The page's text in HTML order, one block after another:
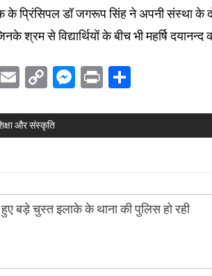
के प्रिंसिपल डॉ जगरूप सिंह ने अपनी संस्था के
श्रम से विद्यार्थियों के बीच भी महर्षि
Email
CopyMessenger
Print
और संस्कृति
हुए बड़े चुस्त इलाके के थाना की पुलिस हो रही